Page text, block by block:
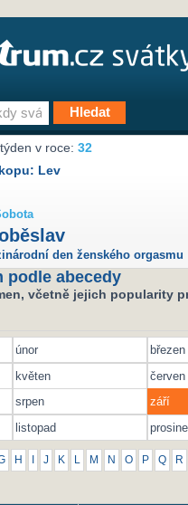
v roce:32
Lev
den ženského orgasmu
podle abecedy
včetně jejich popularity
únor
březen
květen
červen
srpen
září
listopad
H J K L M N O P Q R